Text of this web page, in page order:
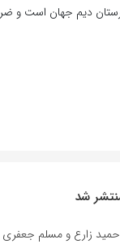
دیم جهان
شد
حمید زارع و مسلم